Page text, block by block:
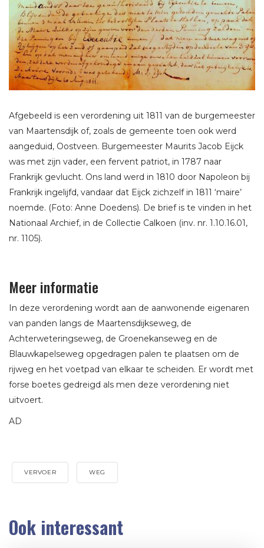
Afgebeeld is een verordening uit 1811 van de burgemeester
van Maartensdijk of, zoals de gemeente toen ook werd
aangeduid, Oostveen. Burgemeester Maurits Jacob Eijck
was met zijn vader, een fervent patriot, in 1787 naar
Frankrijk gevlucht. Ons land werd in 1810 door Napoleon bij
Frankrijk ingelijfd, vandaar dat Eijck zichzelf in 1811 ‘maire’
noemde. (Foto: Anne Doedens). De brief is te vinden in het
Nationaal Archief, in de Collectie Calkoen (inv. nr. 1.10.16.01,
nr. 1105).
Meer informatie
In deze verordening wordt aan de aanwonende eigenaren
van panden langs de Maartensdijkseweg, de
Achterweteringseweg, de Groenekanseweg en de
Blauwkapelseweg opgedragen palen te plaatsen om de
rijweg en het voetpad van elkaar te scheiden. Er wordt met
forse boetes gedreigd als men deze verordening niet
uitvoert.
AD
VERVOER WEG
Ook interessant